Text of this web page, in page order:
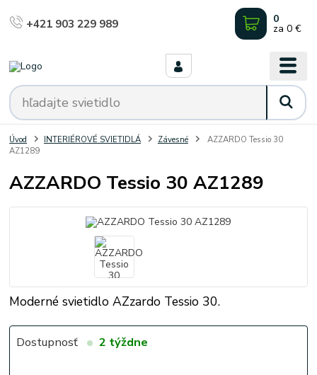
+421 903 229 989 0
za 0 €
Úvod INTERIÉROVÉ SVIETIDLÁ Závesné
AZZARDO Tessio 30
AZ1289
AZZARDO Tessio 30 AZ1289
Moderné svietidlo AZzardo Tessio 30.
Dostupnosť 2 týždne